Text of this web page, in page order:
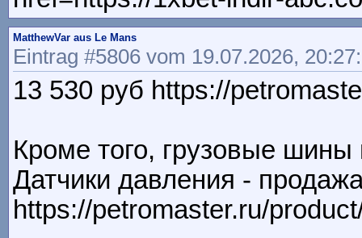
MatthewVar aus Le Mans
Eintrag #5806 vom 19.07.2026,
13 530 руб https://
Кроме того, грузовые
Датчики давления -
https://petromaster.ru/